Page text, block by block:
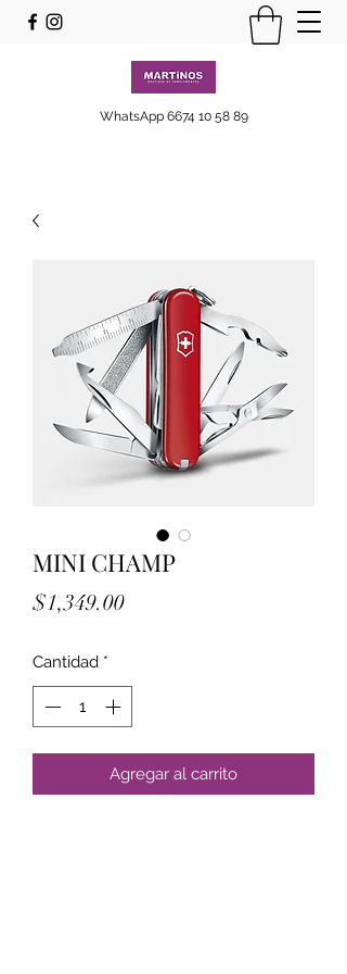
WhatsApp 6674 10 58 89
MINI CHAMP
$1,349.00Precio
Cantidad *
Agregar al carrito